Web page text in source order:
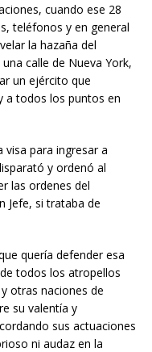
cuando ese 28
teléfonos y en general
la hazaña del
calle de Nueva York,
un ejército que
a todos los puntos en
para ingresar a
y ordenó al
las ordenes del
Jefe, si trataba de
quería defender esa
todos los atropellos
otras naciones de
su valentía y
sus actuaciones
ni audaz en la